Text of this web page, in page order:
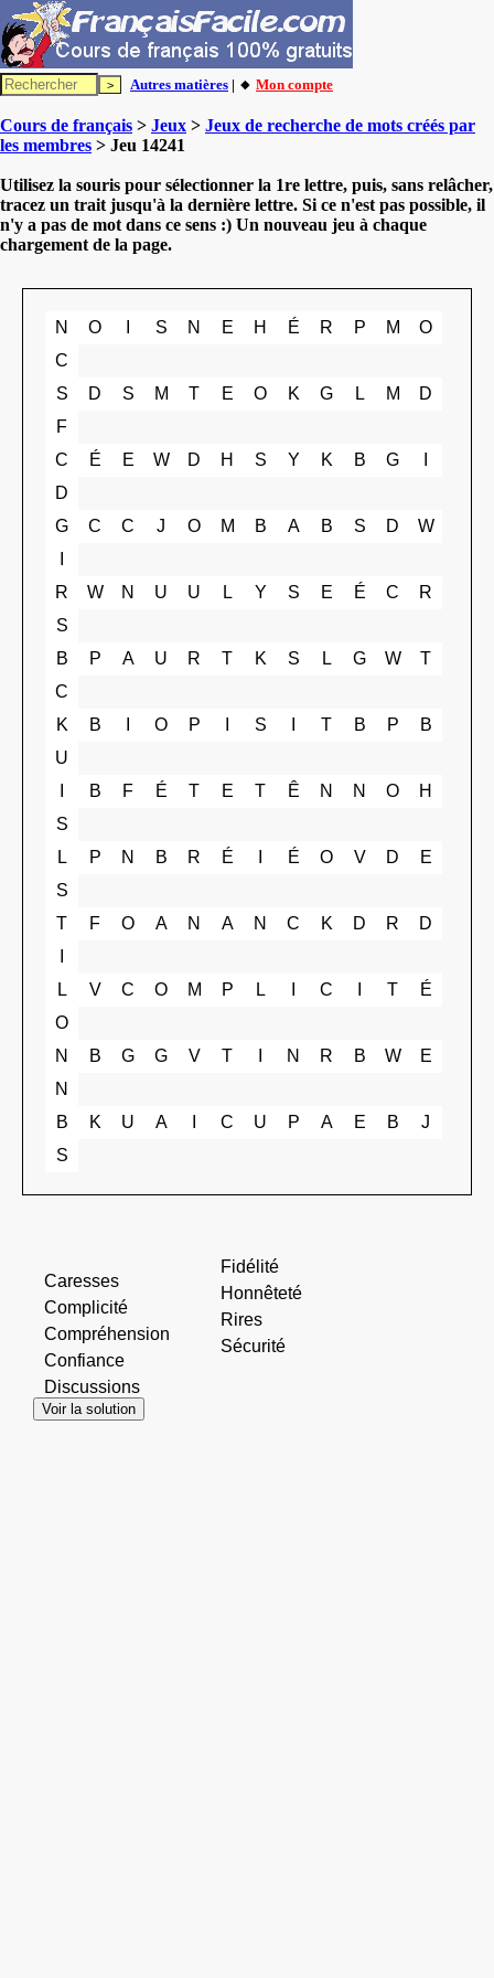
Autres matières | 🔸 Mon compte
Cours de français > Jeux > Jeux de recherche de mots créés par
les membres > Jeu 14241
Utilisez la souris pour sélectionner la 1re lettre, puis, sans relâcher,
tracez un trait jusqu'à la dernière lettre. Si ce n'est pas possible, il
n'y a pas de mot dans ce sens :) Un nouveau jeu à chaque
chargement de la page.
N O S N E H É R P M
O
C
S
D S M T E O K G L M
D
F
C
É E W D H S Y K B G
D
G
C C J O M B A B S D
W
R
W N U U L Y S E É C
R
S
B
P A U R T K S L G W
T
C
K
B O P S T B P
B
U
B F É T E T Ê N N O
H
S
L
P N B R É É O V D
E
S
T
F O A N A N C K D R
D
L
V C O M P L C T
É
O
N
B G G V T N R B W
E
N
B
K U A C U P A E B
J
S
Caresses
Complicité
Compréhension
Confiance
Discussions
Fidélité
Honnêteté
Rires
Sécurité
Voir la solution